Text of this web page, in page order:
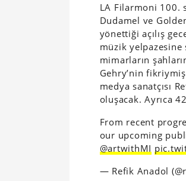
LA Filarmoni 100.
Dudamel ve
yönettiği açılış
müzik yelpazesine
mimarların
Gehry’nin
medya sanatçısı
oluşacak. Ayrıca
From recent
our upcoming
@artwithMI
— Refik Anadol